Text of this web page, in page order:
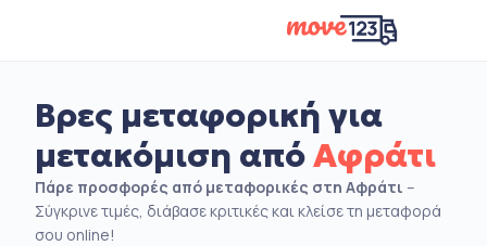
Βρες μεταφορική για
μετακόμιση απόΑφράτι
Πάρε προσφορές από μεταφορικές στη Αφράτι –
Σύγκρινε τιμές, διάβασε κριτικές και κλείσε τη μεταφορά
σου online!